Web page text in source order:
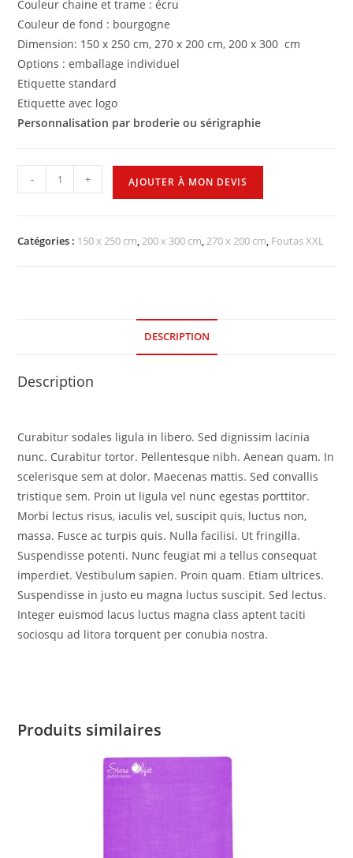
Couleur chaine et trame : écru
Couleur de fond : bourgogne
Dimension: 150 x 250 cm, 270 x 200 cm, 200 x 300 cm
Options : emballage individuel
Etiquette standard
Etiquette avec logo
Personnalisation par broderie ou sérigraphie
- + AJOUTER À MON DEVIS
Catégories : 150 x 250 cm,200 x 300 cm,270 x 200 cm, Foutas XXL
DESCRIPTION
Description
Curabitur sodales ligula in libero. Sed dignissim lacinia
nunc. Curabitur tortor. Pellentesque nibh. Aenean quam. In
scelerisque sem at dolor. Maecenas mattis. Sed convallis
tristique sem. Proin ut ligula vel nunc egestas porttitor.
Morbi lectus risus, iaculis vel, suscipit quis, luctus non,
massa. Fusce ac turpis quis. Nulla facilisi. Ut fringilla.
Suspendisse potenti. Nunc feugiat mi a tellus consequat
imperdiet. Vestibulum sapien. Proin quam. Etiam ultrices.
Suspendisse in justo eu magna luctus suscipit. Sed lectus.
Integer euismod lacus luctus magna class aptent taciti
sociosqu ad litora torquent per conubia nostra.
Produits similaires